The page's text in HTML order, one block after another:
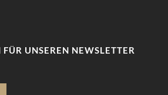
UNSEREN NEWSLETTER